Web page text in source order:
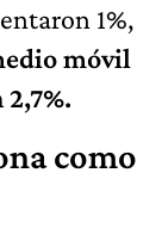
1%,
móvil
como